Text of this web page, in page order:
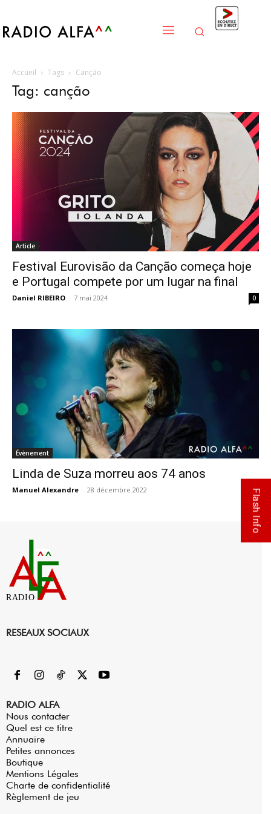
Accueil Tags Canção
Tag: canção
Article
Festival Eurovisão da Canção começa hoje
e Portugal compete por um lugar na final
Daniel RIBEIRO - 7 mai 2024 0
Évènement
Linda de Suza morreu aos 74 anos
Manuel Alexandre - 28 décembre 2022 0
RADIO
RESEAUX SOCIAUX
RADIO ALFA
Nous contacter
Quel est ce titre
Annuaire
Petites annonces
Boutique
Mentions Légales
Charte de confidentialité
Règlement de jeu
Flash Info